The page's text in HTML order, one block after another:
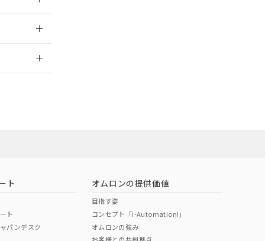
ト
ト
パンデスク
オムロンの提供価値
目指す姿
コンセプト「i-Automation!」
オムロンの強み